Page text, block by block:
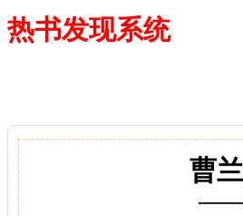
热书发现系统
曹
——